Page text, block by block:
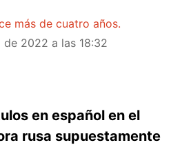
más de cuatro años.
2022 a las 18:32
en español en el
rusa supuestamente